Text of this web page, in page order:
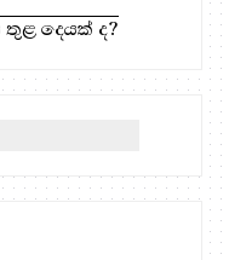
දෙයක් ද?